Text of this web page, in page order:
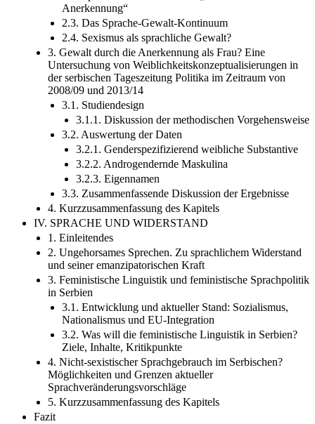
Anerkennung“
2.3. Das Sprache-Gewalt-Kontinuum
2.4. Sexismus als sprachliche Gewalt?
3. Gewalt durch die Anerkennung als Frau? Eine
Untersuchung von Weiblichkeitskonzeptualisierungen in
der serbischen Tageszeitung Politika im Zeitraum von
2008/09 und 2013/14
3.1. Studiendesign
3.1.1. Diskussion der methodischen Vorgehensweise
3.2. Auswertung der Daten
3.2.1. Genderspezifizierend weibliche Substantive
3.2.2. Androgendernde Maskulina
3.2.3. Eigennamen
3.3. Zusammenfassende Diskussion der Ergebnisse
4. Kurzzusammenfassung des Kapitels
IV. SPRACHE UND WIDERSTAND
1. Einleitendes
2. Ungehorsames Sprechen. Zu sprachlichem Widerstand
und seiner emanzipatorischen Kraft
3. Feministische Linguistik und feministische Sprachpolitik
in Serbien
3.1. Entwicklung und aktueller Stand: Sozialismus,
Nationalismus und EU-Integration
3.2. Was will die feministische Linguistik in Serbien?
Ziele, Inhalte, Kritikpunkte
4. Nicht-sexistischer Sprachgebrauch im Serbischen?
Möglichkeiten und Grenzen aktueller
Sprachveränderungsvorschläge
5. Kurzzusammenfassung des Kapitels
Fazit